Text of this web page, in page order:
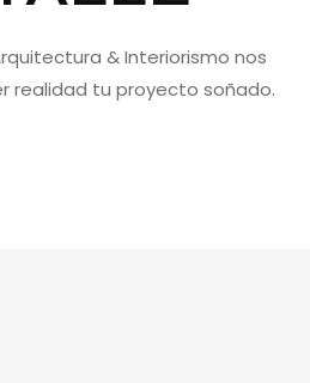
& Interiorismo nos
realidad tu proyecto soñado.